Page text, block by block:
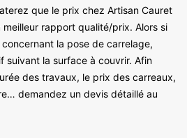
que le prix chez Artisan Cauret
rapport qualité/prix. Alors si
la pose de carrelage,
suivant la surface à couvrir. Afin
des travaux, le prix des carreaux,
demandez un devis détaillé au